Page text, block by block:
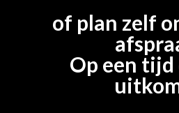
of plan zelf
Op een tijd